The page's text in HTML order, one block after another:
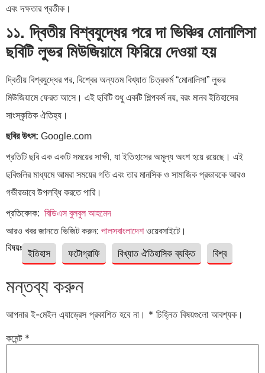
এবং দক্ষতার প্রতীক।
১১. দ্বিতীয় বিশ্বযুদ্ধের পরে দা ভিঞ্চির মোনালিসা
ছবিটি লুভর মিউজিয়ামে ফিরিয়ে দেওয়া হয়
দ্বিতীয় বিশ্বযুদ্ধের পর, বিশ্বের অন্যতম বিখ্যাত চিত্রকর্ম “মোনালিসা” লুভর
মিউজিয়ামে ফেরত আসে। এই ছবিটি শুধু একটি শিল্পকর্ম নয়, বরং মানব ইতিহাসের
সাংস্কৃতিক ঐতিহ্য।
ছবির উৎস: Google.com
প্রতিটি ছবি এক একটি সময়ের সাক্ষী, যা ইতিহাসের অমূল্য অংশ হয়ে রয়েছে। এই
ছবিগুলির মাধ্যমে আমরা সময়ের গতি এবং তার মানসিক ও সামাজিক প্রভাবকে আরও
গভীরভাবে উপলব্ধি করতে পারি।
প্রতিবেদক: বিডিএস বুলবুল আহমেদ
আরও খবর জানতে ভিজিট করুন: পালসবাংলাদেশওয়েবসাইটে।
বিষয়ঃ ইতিহাস ফটোগ্রাফি বিখ্যাত ঐতিহাসিক ব্যক্তি বিশ্ব
মন্তব্য করুন
আপনার ই-মেইল এ্যাড্রেস প্রকাশিত হবে না। * চিহ্নিত বিষয়গুলো আবশ্যক।
কমেন্ট *